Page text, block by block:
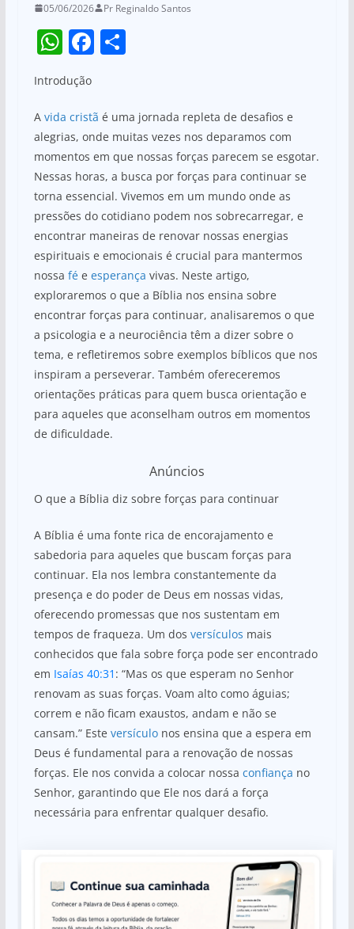
05/06/2026 Pr Reginaldo Santos
W
h
at
s
A
p
p
F
e
b
o
o
k
S
e
Introdução
A vida cristã é uma jornada repleta de desafios e
alegrias, onde muitas vezes nos deparamos com
momentos em que nossas forças parecem se esgotar.
Nessas horas, a busca por forças para continuar se
torna essencial. Vivemos em um mundo onde as
pressões do cotidiano podem nos sobrecarregar, e
encontrar maneiras de renovar nossas energias
espirituais e emocionais é crucial para mantermos
nossa fée esperança vivas. Neste artigo,
exploraremos o que a Bíblia nos ensina sobre
encontrar forças para continuar, analisaremos o que
a psicologia e a neurociência têm a dizer sobre o
tema, e refletiremos sobre exemplos bíblicos que nos
inspiram a perseverar. Também ofereceremos
orientações práticas para quem busca orientação e
para aqueles que aconselham outros em momentos
de dificuldade.
Anúncios
O que a Bíblia diz sobre forças para continuar
A Bíblia é uma fonte rica de encorajamento e
sabedoria para aqueles que buscam forças para
continuar. Ela nos lembra constantemente da
presença e do poder de Deus em nossas vidas,
oferecendo promessas que nos sustentam em
tempos de fraqueza. Um dos versículos mais
conhecidos que fala sobre força pode ser encontrado
em Isaías 40:31 : “Mas os que esperam no Senhor
renovam as suas forças. Voam alto como águias;
correm e não ficam exaustos, andam e não se
cansam.” Este versículonos ensina que a espera em
Deus é fundamental para a renovação de nossas
forças. Ele nos convida a colocar nossa confiança no
Senhor, garantindo que Ele nos dará a força
necessária para enfrentar qualquer desafio.